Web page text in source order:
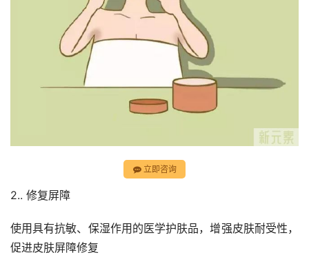
立即咨询
2.. 修复屏障
使用具有抗敏、保湿作用的医学护肤品，增强皮肤耐受性，
促进皮肤屏障修复